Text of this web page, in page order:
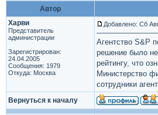
Автор
Харви
Представитель
администрации
Зарегистрирован:
24.04.2005
Сообщения: 1979
Откуда: Москва
Добавлено: Сб
Агентство S&P
решение было
рейтингу, что
Министерство
сотрудники
Вернуться к началу